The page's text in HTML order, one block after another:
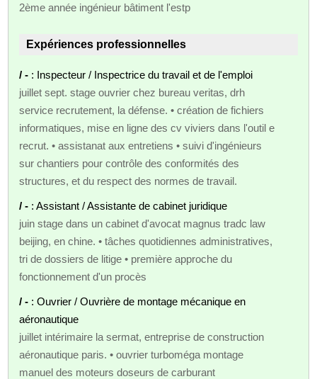
2ème année ingénieur bâtiment l'estp
Expériences professionnelles
/ - : Inspecteur / Inspectrice du travail et de l'emploi
juillet sept. stage ouvrier chez bureau veritas, drh
service recrutement, la défense. • création de fichiers
informatiques, mise en ligne des cv viviers dans l'outil e
recrut. • assistanat aux entretiens • suivi d'ingénieurs
sur chantiers pour contrôle des conformités des
structures, et du respect des normes de travail.
/ - : Assistant / Assistante de cabinet juridique
juin stage dans un cabinet d'avocat magnus tradc law
beijing, en chine. • tâches quotidiennes administratives,
tri de dossiers de litige • première approche du
fonctionnement d'un procès
/ - : Ouvrier / Ouvrière de montage mécanique en
aéronautique
juillet intérimaire la sermat, entreprise de construction
aéronautique paris. • ouvrier turboméga montage
manuel des moteurs doseurs de carburant